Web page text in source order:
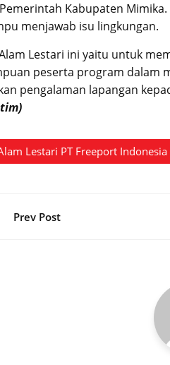
Kabupaten
menjawab isu lingkungan.
Lestari ini yaitu untuk
peserta program dalam
pengalaman lapangan
Lestari PT Freeport
Prev Post